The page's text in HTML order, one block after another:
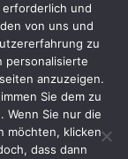
und
von uns und
zu
personalisierte
anzuzeigen.
Sie dem zu
Wenn Sie nur die
möchten, klicken
dass dann